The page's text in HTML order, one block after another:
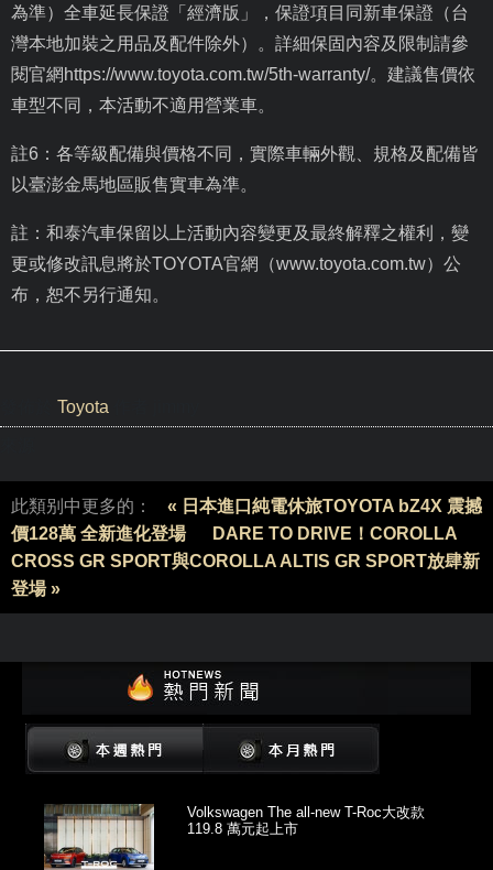
為準）全車延長保證「經濟版」，保證項目同新車保證（台
灣本地加裝之用品及配件除外）。詳細保固內容及限制請參
閱官網 https://www.toyota.com.tw/5th-warranty/。建議售價依
車型不同，本活動不適用營業車。
註6 ：各等級配備與價格不同，實際車輛外觀、規格及配備皆
以臺澎金馬地區販售實車為準。
註：和泰汽車保留以上活動內容變更及最終解釋之權利，變
更或修改訊息將於TOYOTA官網（www.toyota.com.tw）公
布，恕不另行通知。
Toyota
此類别中更多的：
« 日本進口純電休旅TOYOTA bZ4X 震撼
價128萬 全新進化登場
DARE TO DRIVE！COROLLA
CROSS GR SPORT與COROLLA ALTIS GR SPORT放肆新
登場 »
Volkswagen The all-new T-Roc大改款
119.8 萬元起上市